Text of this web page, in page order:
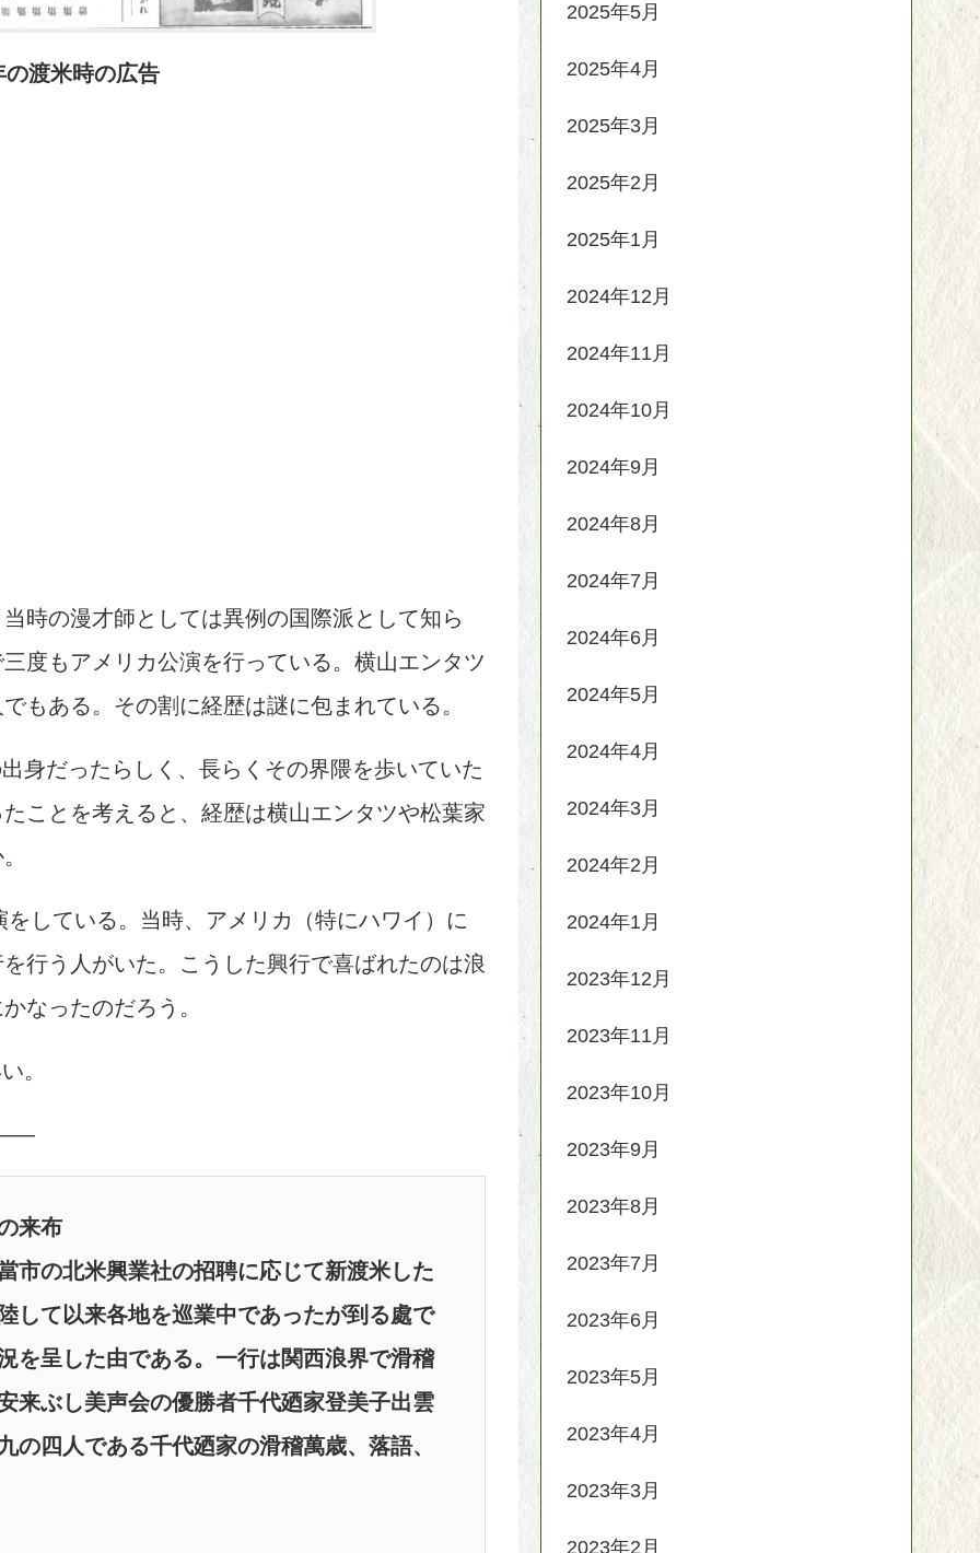
の渡米時の広告
の漫才師としては異例の国際派として知ら
度もアメリカ公演を行っている。横山エンタツ
もある。その割に経歴は謎に包まれている。
身だったらしく、長らくその界隈を歩いていた
ことを考えると、経歴は横山エンタツや松葉家
している。当時、アメリカ（特にハワイ）に
行う人がいた。こうした興行で喜ばれたのは浪
なったのだろう。
。
――
来布
の北米興業社の招聘に応じて新渡米した
して以来各地を巡業中であったが到る處で
を呈した由である。一行は関西浪界で滑稽
来ぶし美声会の優勝者千代廼家登美子出雲
の四人である千代廼家の滑稽萬歳、落語、
2025年5月
2025年4月
2025年3月
2025年2月
2025年1月
2024年12月
2024年11月
2024年10月
2024年9月
2024年8月
2024年7月
2024年6月
2024年5月
2024年4月
2024年3月
2024年2月
2024年1月
2023年12月
2023年11月
2023年10月
2023年9月
2023年8月
2023年7月
2023年6月
2023年5月
2023年4月
2023年3月
2023年2月